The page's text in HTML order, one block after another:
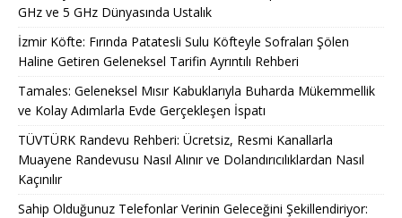
GHz ve 5 GHz Dünyasında Ustalık
İzmir Köfte: Fırında Patatesli Sulu Köfteyle Sofraları Şölen
Haline Getiren Geleneksel Tarifin Ayrıntılı Rehberi
Tamales: Geleneksel Mısır Kabuklarıyla Buharda Mükemmellik
ve Kolay Adımlarla Evde Gerçekleşen İspatı
TÜVTÜRK Randevu Rehberi: Ücretsiz, Resmi Kanallarla
Muayene Randevusu Nasıl Alınır ve Dolandırıcılıklardan Nasıl
Kaçınılır
Sahip Olduğunuz Telefonlar Verinin Geleceğini Şekillendiriyor: